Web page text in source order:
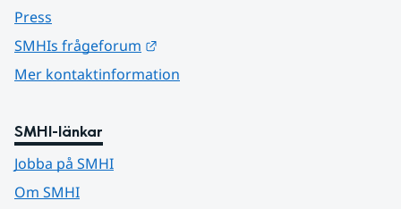
Press
SMHIs frågeforum
Mer kontaktinformation
SMHI-länkar
Jobba på SMHI
Om SMHI